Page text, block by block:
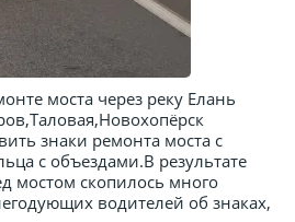
моста через реку Елань
знаки ремонта моста с
с объездами.В результате
мостом скопилось много
водителей об знаках,